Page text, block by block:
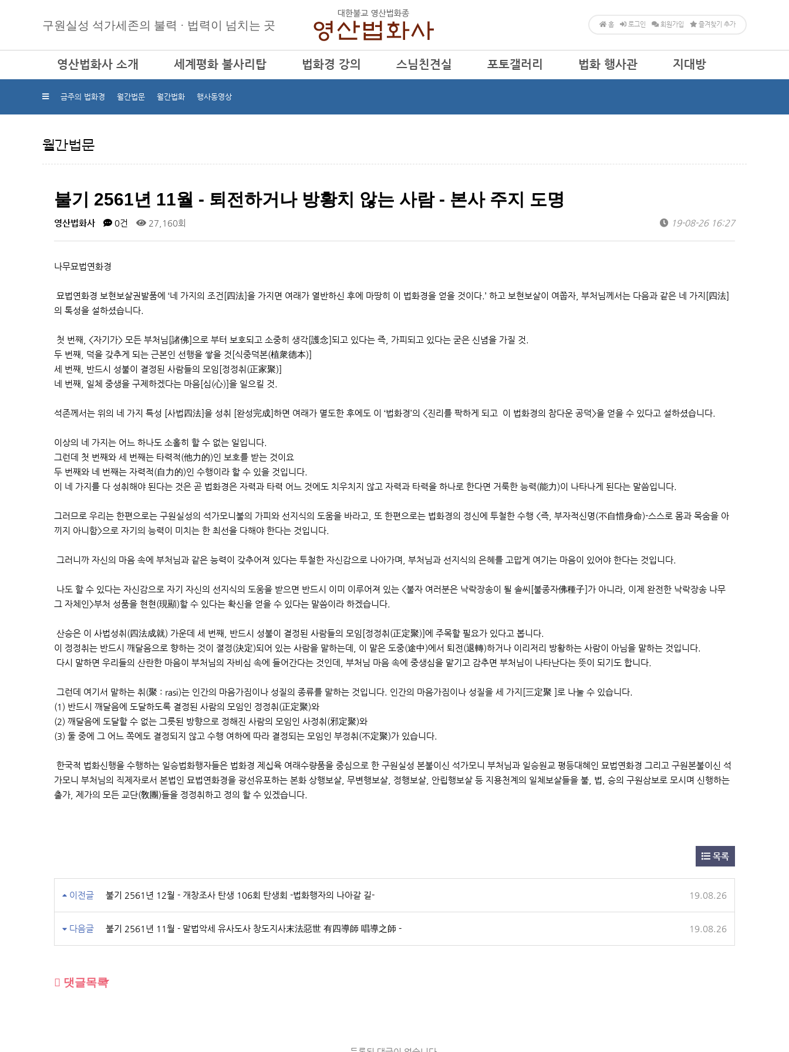
구원실성 석가세존의 불력 · 법력이 넘치는 곳 홈 로그인 회원가입 즐겨찾기 추가
영산법화사 소개
인사말
법회안내
본사 및 각 도량 주소
찾아오시는 길
세계평화 불사리탑
불사리탑 건립 인사
법화경 강의 스님친견실 포토갤러리 법화 행사관 지대방
금주의 법화경 월간법문 월간법화 행사동영상
월간법문
불기 2561년 11월 - 퇴전하거나 방황치 않는 사람 - 본사 주지 도명
영산법화사 0건 27,160회 19-08-26 16:27
나무묘법연화경
묘법연화경 보현보살권발품에 ‘네 가지의 조건[四法]을 가지면 여래가 열반하신 후에 마땅히 이 법화경을 얻을 것이다.’ 하고 보현보살이 여쭙자, 부처님께서는 다음과 같은 네 가지[四法]
의 톡성을 설하셨습니다.
첫 번째, <자기가> 모든 부처님[諸佛]으로 부터 보호되고 소중히 생각[護念]되고 있다는 즉, 가피되고 있다는 굳은 신념을 가질 것.
두 번째, 덕을 갖추게 되는 근본인 선행을 쌓을 것[식중덕본(植衆德本)]
세 번째, 반드시 성불이 결정된 사람들의 모임[정정취(正家聚)]
네 번째, 일체 중생을 구제하겠다는 마음[심(心)]을 일으킬 것.
석존께서는 위의 네 가지 특성 [사법四法]을 성취 [완성完成]하면 여래가 멸도한 후에도 이 ‘법화경’의 <진리를 팍하게 되고 이 법화경의 참다운 공덕>을 얻을 수 있다고 설하셨습니다.
이상의 네 가지는 어느 하나도 소홀히 할 수 없는 일입니다.
그런데 첫 번째와 세 번째는 타력적(他力的)인 보호를 받는 것이요
두 번째와 네 번째는 자력적(自力的)인 수행이라 할 수 있을 것입니다.
이 네 가지를 다 성취해야 된다는 것은 곧 법화경은 자력과 타력 어느 것에도 치우치지 않고 자력과 타력을 하나로 한다면 거룩한 능력(能力)이 나타나게 된다는 말씀입니다.
그러므로 우리는 한편으로는 구원실성의 석가모니불의 가피와 선지식의 도움을 바라고, 또 한편으로는 법화경의 정신에 투철한 수행 <즉, 부자적신명(不自惜身命)-스스로 몸과 목숨을 아
끼지 아니함>으로 자기의 능력이 미치는 한 최선을 다해야 한다는 것입니다.
그러니까 자신의 마음 속에 부처님과 같은 능력이 갖추어져 있다는 투철한 자신감으로 나아가며, 부처님과 선지식의 은혜를 고맙게 여기는 마음이 있어야 한다는 것입니다.
나도 할 수 있다는 자신감으로 자기 자신의 선지식의 도움을 받으면 반드시 이미 이루어져 있는 <불자 여러분은 낙락장송이 될 솔씨[불종자佛種子]가 아니라, 이제 완전한 낙락장송 나무
그 자체인>부처 성품을 현현(現顯)할 수 있다는 확신을 얻을 수 있다는 말씀이라 하겠습니다.
산승은 이 사법성취(四法成就) 가운데 세 번째, 반드시 성불이 결정된 사람들의 모임[정정취(正定聚)]에 주목할 필요가 있다고 봅니다.
이 정정취는 반드시 깨달음으로 향하는 것이 졀정(決定)되어 있는 사람을 말하는데, 이 말은 도중(途中)에서 퇴전(退轉)하거나 이리저리 방황하는 사람이 아님을 말하는 것입니다.
다시 말하면 우리들의 산란한 마음이 부처님의 자비심 속에 들어간다는 것인데, 부처님 마음 속에 중생심을 맡기고 감추면 부처님이 나타난다는 뜻이 되기도 합니다.
그런데 여기서 말하는 취(聚 : rasi)는 인간의 마음가짐이나 성질의 종류를 말하는 것입니다. 인간의 마음가짐이나 성질을 세 가지[三定聚 ]로 나눌 수 있습니다.
(1) 반드시 깨달음에 도달하도록 결정된 사람의 모임인 정정취(正定聚)와
(2) 깨달음에 도달할 수 없는 그릇된 방향으로 정해진 사람의 모임인 사정취(邪定聚)와
(3) 둘 중에 그 어느 쪽에도 결정되지 않고 수행 여하에 따라 결정되는 모임인 부정취(不定聚)가 있습니다.
한국적 법화신행을 수행하는 일승법화행자들은 법화경 제십육 여래수량품을 중심으로 한 구원실성 본불이신 석가모니 부처님과 일승원교 평등대혜인 묘법연화경 그리고 구원본불이신 석
가모니 부처님의 직제자로서 본법인 묘법연화경을 광선유포하는 본화 상행보살, 무변행보살, 정행보살, 안립행보살 등 지용천계의 일체보살들을 불, 법, 승의 구원삼보로 모시며 신행하는
출가, 제가의 모든 교단(敎團)들을 정정취하고 정의 할 수 있겠습니다.
목록
이전글 불기 2561년 12월 - 개창조사 탄생 106회 탄생회 -법화행자의 나아갈 길- 19.08.26
다음글 불기 2561년 11월 - 말법악세 유사도사 창도지사末法惡世 有四導師 唱導之師 - 19.08.26
댓글목록